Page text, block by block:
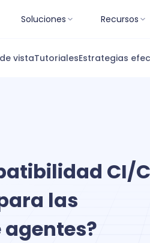
Soluciones Recursos
vistaTutorialesEstrategias
CI/
las